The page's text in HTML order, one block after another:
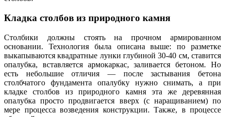
Кладка столбов из природного камня
Столбики должны стоять на прочном армированном
основании. Технология была описана выше: по разметке
выкапываются квадратные лунки глубиной 30-40 см, ставится
опалубка, вставляется армокаркас, заливается бетоном. Но
есть небольшие отличия — после застывания бетона
столбчатого фундамента опалубку нужно снимать, а при
кладке столбов из природного камня эта же деревянная
опалубка просто продвигается вверх (с наращиванием) по
мере процесса возведения конструкции. Также, в процессе